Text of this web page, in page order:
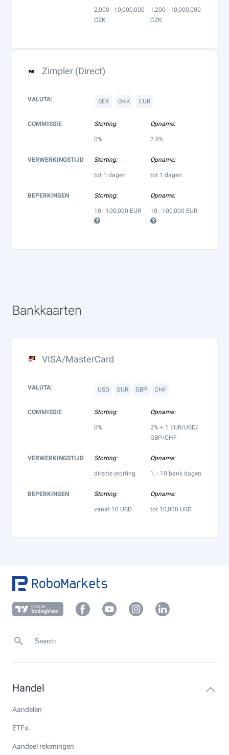
2,000 - 10,000,000
CZK
1,200 - 10,000,000
CZK
Zimpler (Direct)
VALUTA: SEK DKK EUR
COMMISSIE Storting:
0%
Opname:
2.8%
VERWERKINGSTIJD Storting:
tot 1 dagen
Opname:
tot 1 dagen
BEPERKINGEN Storting:
10 - 100,000 EUR
Opname:
10 - 100,000 EUR
Bankkaarten
VISA/MasterCard
VALUTA: USD EUR GBP CHF
COMMISSIE Storting:
0%
Opname:
2% + 1 EUR/USD/
GBP/CHF
VERWERKINGSTIJD Storting:
directe storting
Opname:
1. - 10 bank dagen
BEPERKINGEN Storting:
vanaf 10 USD
Opname:
tot 10,000 USD
Handel
Aandelen
ETFs
Aandeel rekeningen